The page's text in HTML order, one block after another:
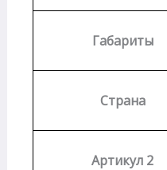
Габариты
Страна
Артикул 2